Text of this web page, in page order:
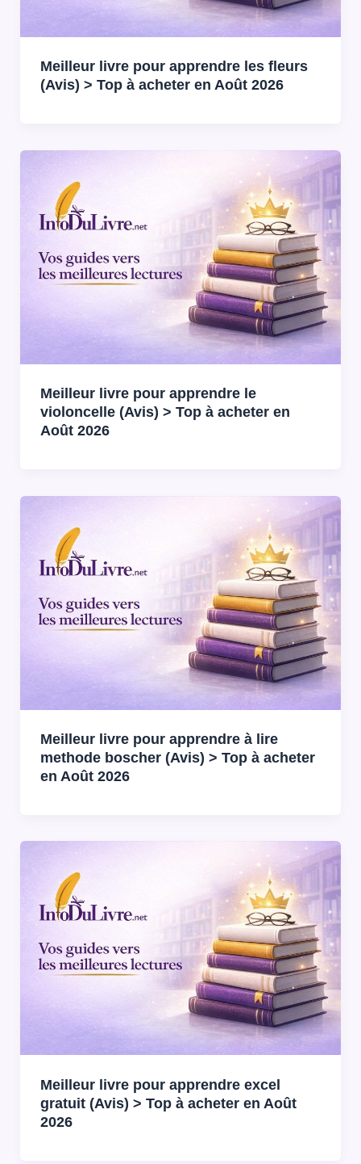
Meilleur livre pour apprendre les fleurs
(Avis) > Top à acheter en Août 2026
Meilleur livre pour apprendre le
violoncelle (Avis) > Top à acheter en
Août 2026
Meilleur livre pour apprendre à lire
methode boscher (Avis) > Top à acheter
en Août 2026
Meilleur livre pour apprendre excel
gratuit (Avis) > Top à acheter en Août
2026